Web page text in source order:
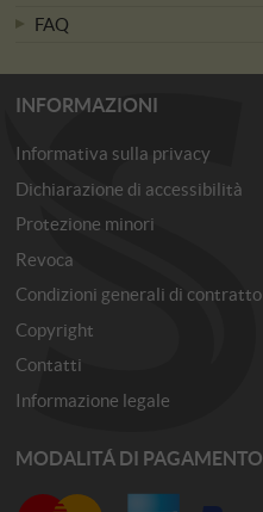
FAQ
INFORMAZIONI
Informativa sulla privacy
Dichiarazione di accessibilità
Protezione minori
Revoca
Condizioni generali di contratto
Copyright
Contatti
Informazione legale
MODALITÁ DI PAGAMENTO